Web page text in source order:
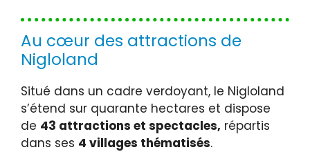
Au cœur des attractions de
Nigloland
Situé dans un cadre verdoyant, le Nigloland
s’étend sur quarante hectares et dispose
de 43 attractions et spectacles, répartis
dans ses 4 villages thématisés.